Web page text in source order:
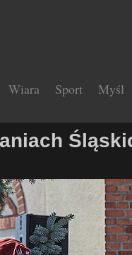
Wiara Sport Myśl